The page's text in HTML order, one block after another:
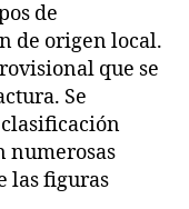
de
de origen local.
que se
Se
numerosas
las figuras